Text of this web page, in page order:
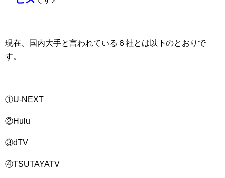
現在、国内大手と言われている６社とは以下のとおりで
す。
①U-NEXT
②Hulu
③dTV
④TSUTAYATV